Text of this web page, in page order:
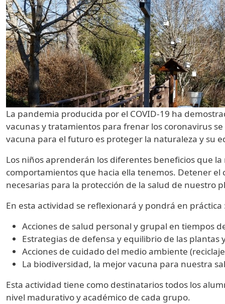
La pandemia producida por el COVID-19 ha
vacunas y tratamientos para frenar los coronavirus
vacuna para el futuro es proteger la naturaleza y su
Los niños aprenderán los diferentes beneficios que
comportamientos que hacia ella tenemos. Detener
necesarias para la protección de la salud de nuestro
En esta actividad se reflexionará y pondrá en práctica
Acciones de salud personal y grupal en tiempos
Estrategias de defensa y equilibrio de las
Acciones de cuidado del medio ambiente
La biodiversidad, la mejor vacuna para nuestra
Esta actividad tiene como destinatarios todos los
nivel madurativo y académico de cada grupo.